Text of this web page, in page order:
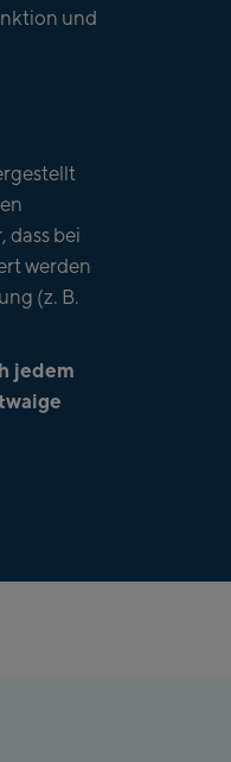
und
dass bei
werden
(z. B.
jedem